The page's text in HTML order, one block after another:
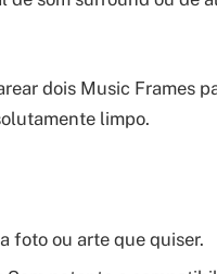
dois Music Frames
limpo.
foto ou arte que quiser.